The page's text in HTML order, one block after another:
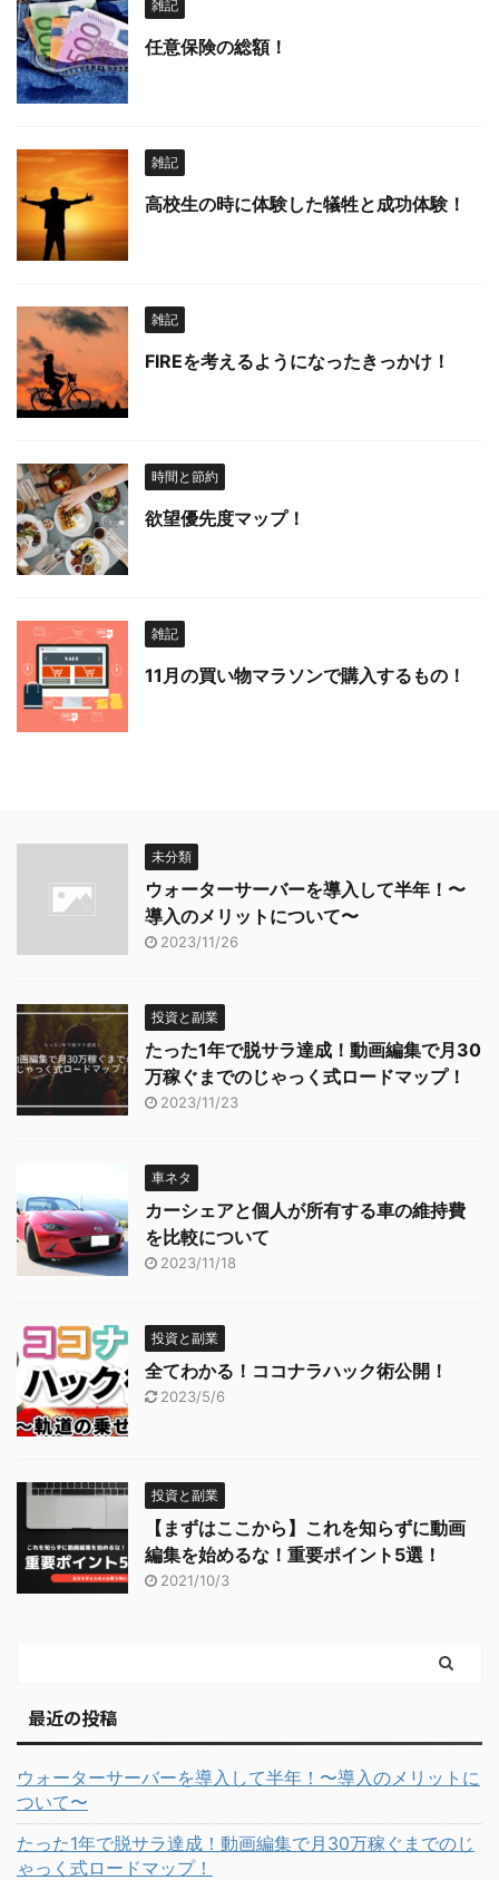
雑記
任意保険の総額！
雑記
高校生の時に体験した犠牲と成功体験！
雑記
FIREを考えるようになったきっかけ！
時間と節約
欲望優先度マップ！
雑記
11月の買い物マラソンで購入するもの！
未分類
ウォーターサーバーを導入して半年！〜
導入のメリットについて〜
2023/11/26
投資と副業
たった1年で脱サラ達成！動画編集で月30
万稼ぐまでのじゃっく式ロードマップ！
2023/11/23
車ネタ
カーシェアと個人が所有する車の維持費
を比較について
2023/11/18
投資と副業
全てわかる！ココナラハック術公開！
2023/5/6
投資と副業
【まずはここから】これを知らずに動画
編集を始めるな！重要ポイント5選！
2021/10/3
最近の投稿
ウォーターサーバーを導入して半年！〜導入のメリットに
ついて〜
たった1年で脱サラ達成！動画編集で月30万稼ぐまでのじ
ゃっく式ロードマップ！